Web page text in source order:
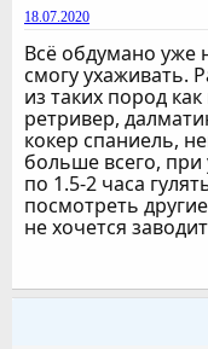
18.07.2020
Всё обдумано уже
смогу ухаживать.
из таких пород
ретривер,
кокер спаниель,
больше всего, при
по 1.5-2 часа
посмотреть
не хочется